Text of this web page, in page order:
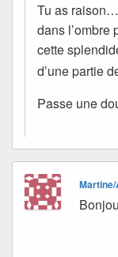
Tu as
dans l’ombre
cette
d’une partie
Passe une